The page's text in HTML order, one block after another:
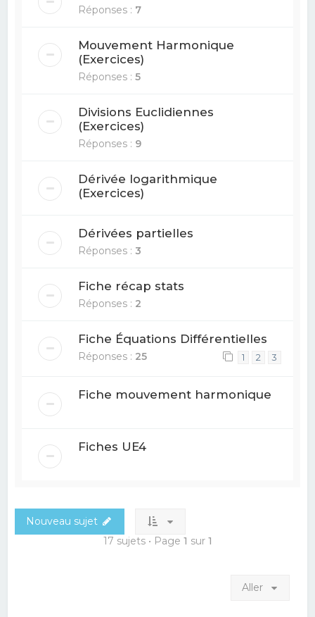
Réponses : 7
Mouvement Harmonique
(Exercices)
Réponses :5
Divisions Euclidiennes
(Exercices)
Réponses : 9
Dérivée logarithmique
(Exercices)
Dérivées partielles
Réponses :3
Fiche récap stats
Réponses : 2
Fiche Équations Différentielles
Réponses : 25 1 2 3
Fiche mouvement harmonique
Fiches UE4
Nouveau sujet
17 sujets • Page 1 sur 1
Aller